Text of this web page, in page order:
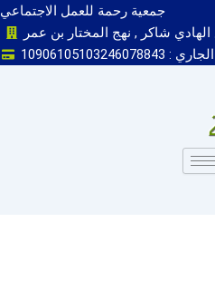
Skip
to
content
جمعية رحمة للعمل الاجتماعي
شاكر , نهج المختار بن عمر